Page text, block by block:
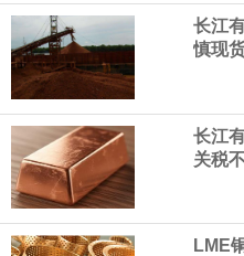
（含境内发明专利20项
纽约期银日内涨4%，现
宇树科技董事长、总经
经过多年研发创新和技
成技术、高紧凑度机器
长江
慎现
长江
关税
LME